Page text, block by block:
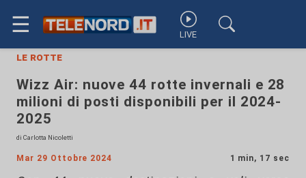
☰ LIVE
le rotte
Wizz Air: nuove 44 rotte invernali e 28
milioni di posti disponibili per il 2024-
2025
di Carlotta Nicoletti
Mar 29 Ottobre 2024 1 min, 17 sec